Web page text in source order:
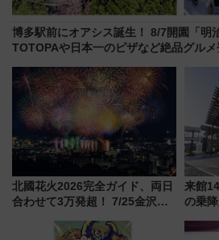
博多駅前にオアシス誕生！ 8/7開園「明
TOTOPAや日本一のピザなど絶品グル
北國花火2026完全ガイド、両日
合わせて3万発超！ 7/25金沢大
会の日程・アクセス・観覧席ま
来館
の乗
年祭